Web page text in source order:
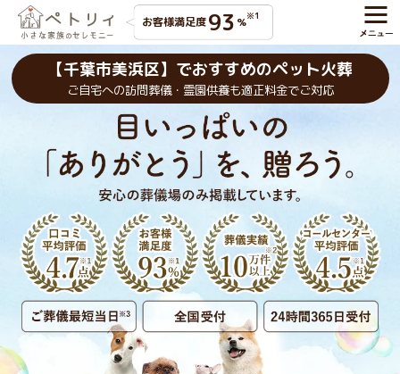
お客様満足度93 %※1
【千葉市美浜区】でおすすめのペット火葬
ご自宅への訪問葬儀・霊園供養も適正料金でご対応